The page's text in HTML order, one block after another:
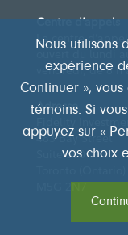
Centre d’appels
Le centre
vendredi, de 8 h
Adresse
Fidelity
483 Bay Street
Suite 300
M5G 2N7
Nous utilisons
expérience
Continuer »,
témoins. Si
appuyez sur «
vos choix